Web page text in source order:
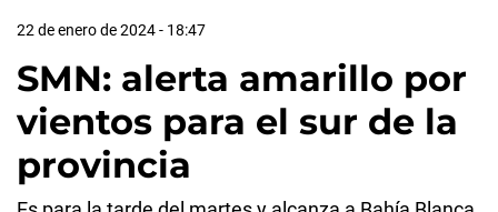
22 de enero de 2024 - 18:47
SMN: alerta amarillo por
vientos para el sur de la
provincia